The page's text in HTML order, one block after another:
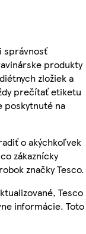
správnosť
produkty
zložiek a
prečítať etiketu
poskytnuté na
o akýchkoľvek
zákaznícky
značky Tesco.
Tesco
informácie. Toto